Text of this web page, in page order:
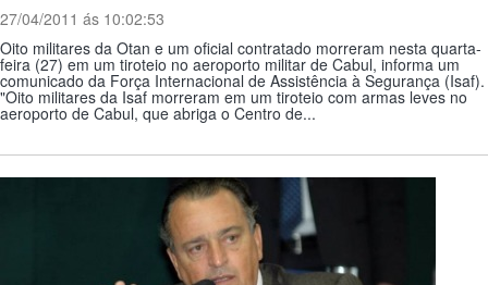
27/04/2011 ás 10:02:53
Oito militares da Otan e um oficial contratado morreram nesta quarta-
feira (27) em um tiroteio no aeroporto militar de Cabul, informa um
comunicado da Força Internacional de Assistência à Segurança (Isaf).
"Oito militares da Isaf morreram em um tiroteio com armas leves no
aeroporto de Cabul, que abriga o Centro de...